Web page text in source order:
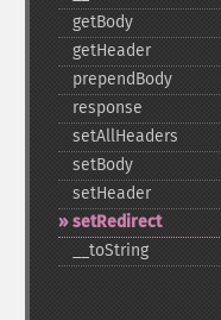
getBody
getHeader
prependBody
response
setAllHeaders
setBody
setHeader
setRedirect
_​_​toString